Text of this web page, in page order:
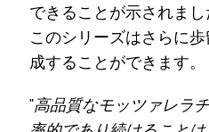
できることが示されま
このシリーズはさらに
成することができます。
"高品質なモッツァレラ